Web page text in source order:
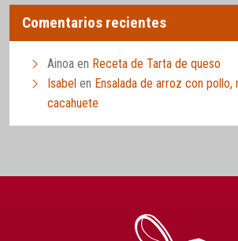
Comentarios recientes
Ainoa en Receta de Tarta de queso
Isabel en Ensalada de arroz con pollo,
cacahuete